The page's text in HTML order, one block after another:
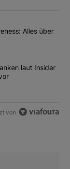
kommentierten
Situational
Alles über
bereitet
laut Insider
von